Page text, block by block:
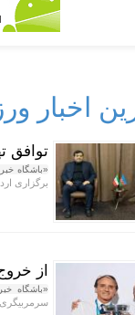
اخبار
توافق
«باشگاه
برگزاری
از
«باشگاه
سرمربیگری